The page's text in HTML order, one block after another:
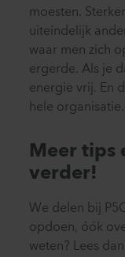
moesten.
uiteindelijk
waar men zich
ergerde. Als je
energie vrij. En
hele organisatie.’
Meer tips
verder!
We delen bij
opdoen, óók
weten? Lees